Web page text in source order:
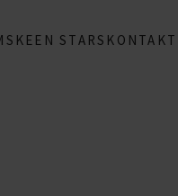
SKEEN STARS KONTAKT